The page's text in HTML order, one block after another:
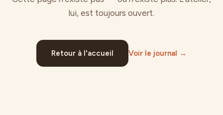
lui, est toujours ouvert.
Retour à l'accueil Voir le journal →